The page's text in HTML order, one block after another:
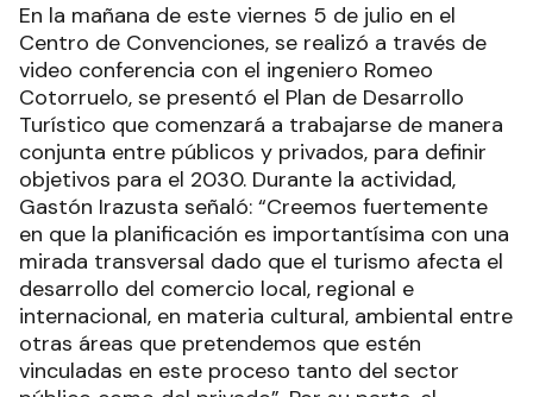
En la mañana de este viernes 5 de julio en el
Centro de Convenciones, se realizó a través de
video conferencia con el ingeniero Romeo
Cotorruelo, se presentó el Plan de Desarrollo
Turístico que comenzará a trabajarse de manera
conjunta entre públicos y privados, para definir
objetivos para el 2030. Durante la actividad,
Gastón Irazusta señaló: “Creemos fuertemente
en que la planificación es importantísima con una
mirada transversal dado que el turismo afecta el
desarrollo del comercio local, regional e
internacional, en materia cultural, ambiental entre
otras áreas que pretendemos que estén
vinculadas en este proceso tanto del sector